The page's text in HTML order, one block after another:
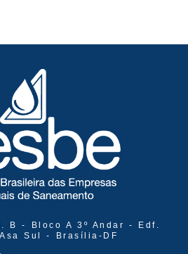
B - Bloco A 3º Andar - Edf.
Sul - Brasília-DF